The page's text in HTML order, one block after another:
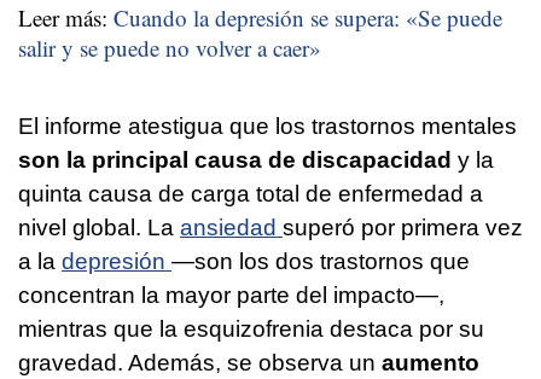
Leer más: Cuando la depresión se supera: «Se puede
salir y se puede no volver a caer»
El informe atestigua que los trastornos mentales
son la principal causa de discapacidad y la
quinta causa de carga total de enfermedad a
nivel global. La ansiedad superó por primera vez
a la depresión —son los dos trastornos que
concentran la mayor parte del impacto—,
mientras que la esquizofrenia destaca por su
gravedad. Además, se observa un aumento